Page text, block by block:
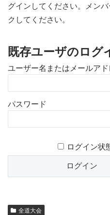
グインしてください。メン
クしてください。
既存ユーザのログ
ユーザー名またはメールアド
パスワード
ログイン状
全道大会